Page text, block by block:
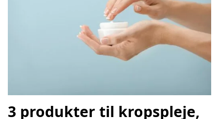
3 produkter til kropspleje,